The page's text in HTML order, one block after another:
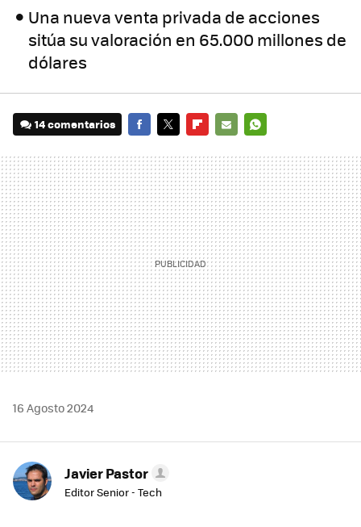
Una nueva venta privada de acciones
sitúa su valoración en 65.000 millones de
dólares
14 comentarios
MAIL
16 Agosto 2024
Javier Pastor
Editor Senior - Tech